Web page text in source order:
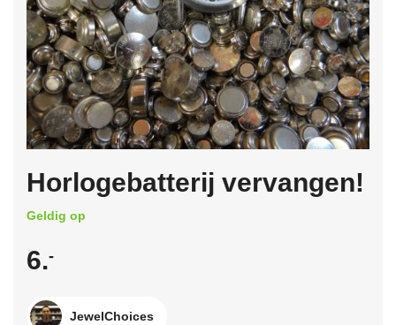
Horlogebatterij vervangen!
Geldig op
6.-
JewelChoices